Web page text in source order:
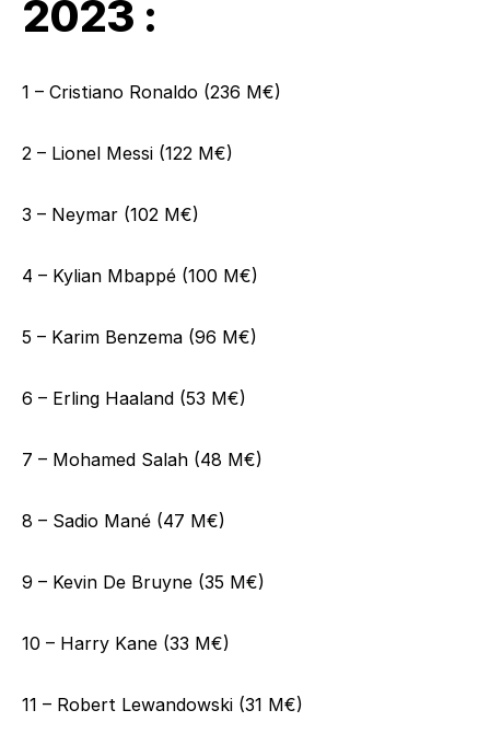
2023 :
1 – Cristiano Ronaldo (236 M€)
2 – Lionel Messi (122 M€)
3 – Neymar (102 M€)
4 – Kylian Mbappé (100 M€)
5 – Karim Benzema (96 M€)
6 – Erling Haaland (53 M€)
7 – Mohamed Salah (48 M€)
8 – Sadio Mané (47 M€)
9 – Kevin De Bruyne (35 M€)
10 – Harry Kane (33 M€)
11 – Robert Lewandowski (31 M€)